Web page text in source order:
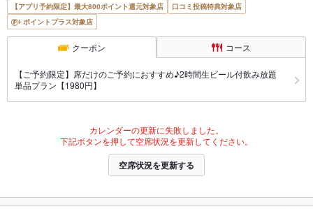
【アプリ予約限定】最大800ポイント還元対象店
口コミ投稿特典対象店
ポイントプラス対象店
クーポン コース
【ご予約限定】席だけのご予約におすすめ♪2時間生ビール付飲み放題
単品プラン【1980円】
カレンダーの更新に失敗しました。
下記ボタンを押して空席状況を更新してください。
空席状況を更新する